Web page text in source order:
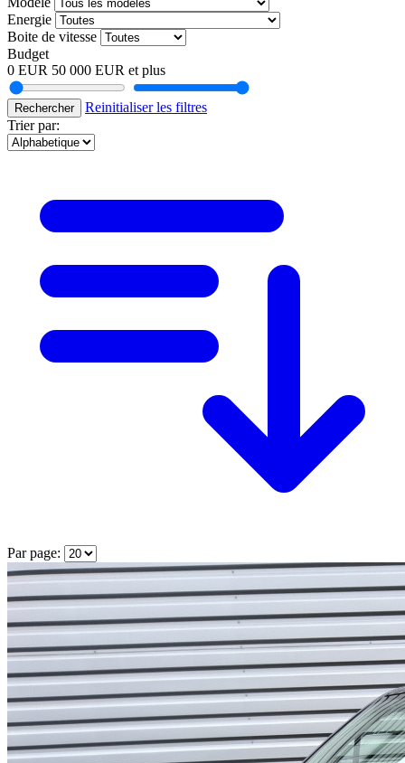
Energie
Boite de vitesse
Budget
0 EUR 50 000 EUR et plus
Rechercher
Reinitialiser les filtres
Trier par:
Par page: